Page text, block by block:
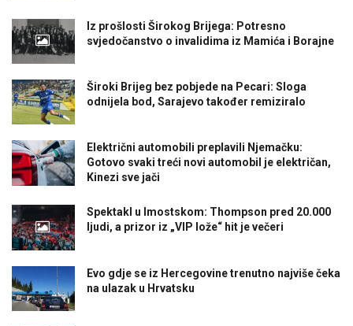
Iz prošlosti Širokog Brijega: Potresno
svjedočanstvo o invalidima iz Mamića i Borajne
Široki Brijeg bez pobjede na Pecari: Sloga
odnijela bod, Sarajevo također remiziralo
Električni automobili preplavili Njemačku:
Gotovo svaki treći novi automobil je električan,
Kinezi sve jači
Spektakl u Imostskom: Thompson pred 20.000
ljudi, a prizor iz „VIP lože“ hit je večeri
Evo gdje se iz Hercegovine trenutno najviše čeka
na ulazak u Hrvatsku